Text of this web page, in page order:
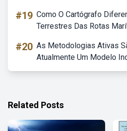
#19 Como O Cartógrafo
Terrestres Das Rotas
#20 As Metodologias Ativas
Atualmente Um Modelo
Related Posts